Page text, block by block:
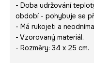
- Doba udržování
období - pohybuje se
- Má rukojeti a
- Vzorovaný materiál.
- Rozměry: 34 x 25 cm.